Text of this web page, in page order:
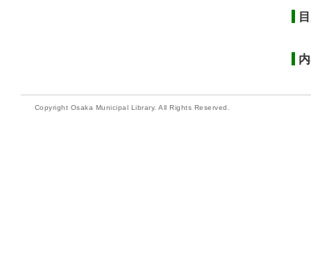
Copyright Osaka Municipal Library. All Rights Reserved.